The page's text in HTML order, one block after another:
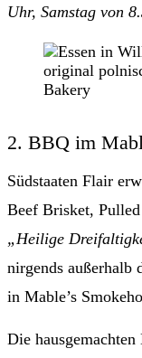
Uhr, Samstag von
2. BBQ im
Südstaaten Flair
Beef Brisket,
„Heilige
nirgends außerhalb
in Mable’s
Die